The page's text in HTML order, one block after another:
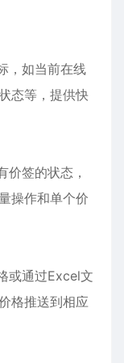
，如当前在线
态等，提供快
签的状态，
操作和单个价
或通过Excel文
格推送到相应